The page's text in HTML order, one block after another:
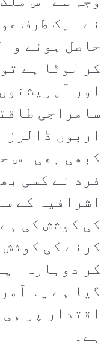
نے ایک طرف
حاصل ہونے
کر لوٹا ہے
اور
سامراجی
اربوں
کبھی بھی اس
فرد نے کسی
اشرافیہ کے
کی کوشش کی
کرنے کی
کر دوبارہ
گیا ہے یا
اقتدار پر
ہے۔